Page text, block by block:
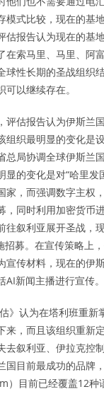
模式比较，现在的基
估报告认为现在的基
在索马里、马里、阿
球性长期的圣战组织
以继续存在。
评估报告认为伊斯兰
组织最明显的变化是
总局协调全球伊斯兰
显的变化是对“哈里发
家，而强调数字主权
，同时利用加密货币
往叙利亚展开圣战，
募。在宣传策略上
宣传材料，现在的伊
新闻主播进行宣传。
》认为在塔利班重
来，而且该组织重新
去叙利亚、伊拉克控
国目前最成功的品牌
）目前已经覆盖12种